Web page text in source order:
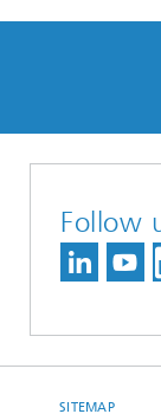
Follow
SITEMAP